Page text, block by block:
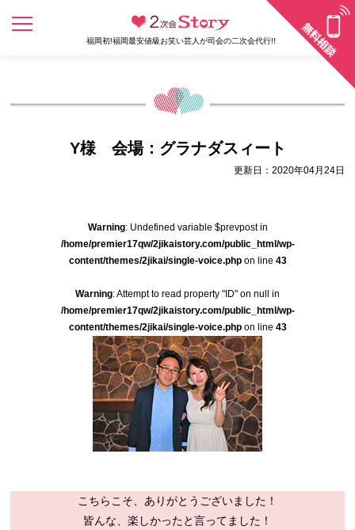
福岡初!福岡最安値級お笑い芸人が司会の二次会代行!!
Y様 会場：グラナダスィート
更新日：2020年04月24日
Warning: Undefined variable $prevpost in
/home/premier17qw/2jikaistory.com/public_html/wp-
content/themes/2jikai/single-voice.phpon line 43
Warning: Attempt to read property "ID" on null in
/home/premier17qw/2jikaistory.com/public_html/wp-
content/themes/2jikai/single-voice.phpon line 43
こちらこそ、ありがとうございました！
皆んな、楽しかったと言ってました！